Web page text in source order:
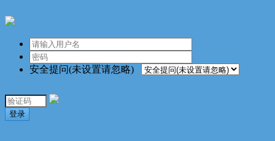
安全提问(未设置请忽略)
登录